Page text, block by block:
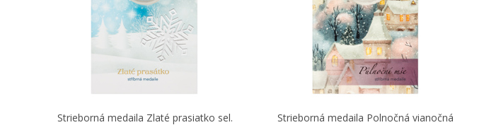
Strieborná medaila Zlaté prasiatko sel.
Strieborná medaila Polnočná vianočná